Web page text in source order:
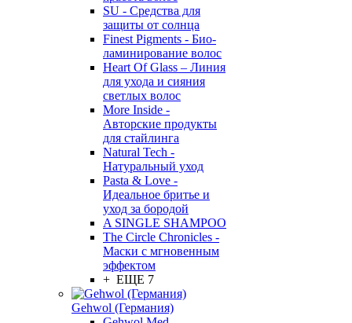
SU - Средства для
защиты от солнца
Finest Pigments - Био-
ламинирование волос
Heart Of Glass – Линия
для ухода и сияния
светлых волос
More Inside -
Авторские продукты
для стайлинга
Natural Tech -
Натуральный уход
Pasta & Love -
Идеальное бритье и
уход за бородой
A SINGLE SHAMPOO
The Circle Chronicles -
Маски с мгновенным
эффектом
+ ЕЩЕ 7
Gehwol (Германия)